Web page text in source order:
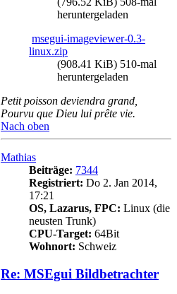
heruntergeladen
msegui-imageviewer-0.3-
linux.zip
(908.41 KiB) 510-mal
heruntergeladen
Petit poisson deviendra grand,
Pourvu que Dieu lui prête vie.
Nach oben
Mathias
Beiträge: 7344
Registriert: Do 2. Jan 2014,
17:21
OS, Lazarus, FPC: Linux (die
neusten Trunk)
CPU-Target: 64Bit
Wohnort: Schweiz
Re: MSEgui Bildbetrachter